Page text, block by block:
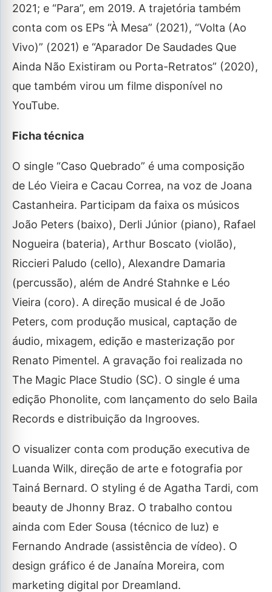
2021; e “Para”, em 2019. A trajetória também
conta com os EPs “À Mesa” (2021), “Volta (Ao
Vivo)” (2021) e “Aparador De Saudades Que
Ainda Não Existiram ou Porta-Retratos” (2020),
que também virou um filme disponível no
YouTube.
Ficha técnica
O single “Caso Quebrado” é uma composição
de Léo Vieira e Cacau Correa, na voz de Joana
Castanheira. Participam da faixa os músicos
João Peters (baixo), Derli Júnior (piano), Rafael
Nogueira (bateria), Arthur Boscato (violão),
Riccieri Paludo (cello), Alexandre Damaria
(percussão), além de André Stahnke e Léo
Vieira (coro). A direção musical é de João
Peters, com produção musical, captação de
áudio, mixagem, edição e masterização por
Renato Pimentel. A gravação foi realizada no
The Magic Place Studio (SC). O single é uma
edição Phonolite, com lançamento do selo Baila
Records e distribuição da Ingrooves.
O visualizer conta com produção executiva de
Luanda Wilk, direção de arte e fotografia por
Tainá Bernard. O styling é de Agatha Tardi, com
beauty de Jhonny Braz. O trabalho contou
ainda com Eder Sousa (técnico de luz) e
Fernando Andrade (assistência de vídeo). O
design gráfico é de Janaína Moreira, com
marketing digital por Dreamland.